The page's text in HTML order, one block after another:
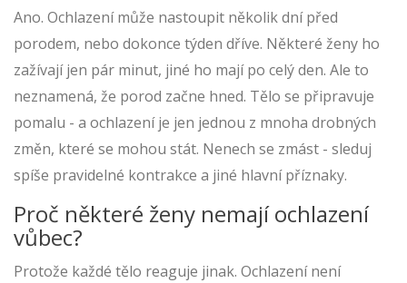
Ano. Ochlazení může nastoupit několik dní před
porodem, nebo dokonce týden dříve. Některé ženy ho
zažívají jen pár minut, jiné ho mají po celý den. Ale to
neznamená, že porod začne hned. Tělo se připravuje
pomalu - a ochlazení je jen jednou z mnoha drobných
změn, které se mohou stát. Nenech se zmást - sleduj
spíše pravidelné kontrakce a jiné hlavní příznaky.
Proč některé ženy nemají ochlazení
vůbec?
Protože každé tělo reaguje jinak. Ochlazení není